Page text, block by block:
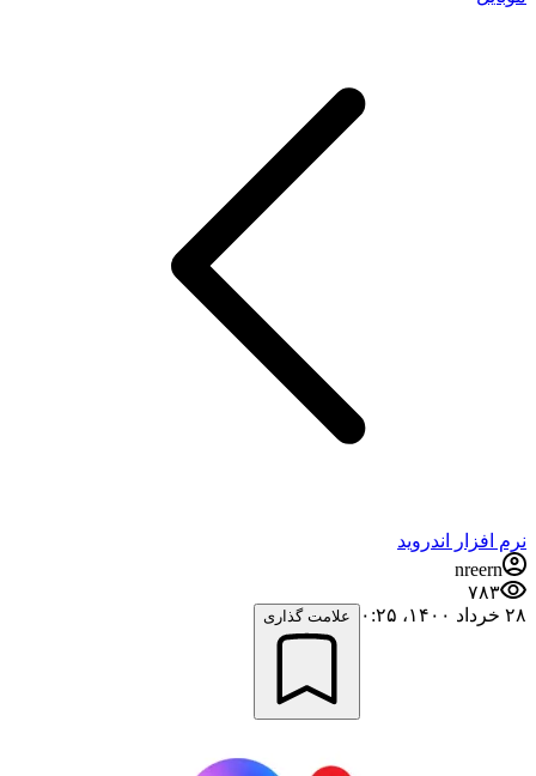
نرم افزار اندروید
nreern
۷۸۳
۲۸ خرداد ۱۴۰۰،‏ ۰:۲۵
علامت گذاری